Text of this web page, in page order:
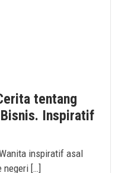
tentang
Inspiratif
inspiratif asal
negeri […]